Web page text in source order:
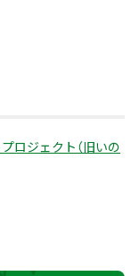
ロジェクト（旧いの